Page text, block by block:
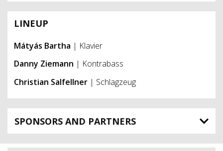
LINEUP
Mátyás Bartha | Klavier
Danny Ziemann | Kontrabass
Christian Salfellner | Schlagzeug
SPONSORS AND PARTNERS